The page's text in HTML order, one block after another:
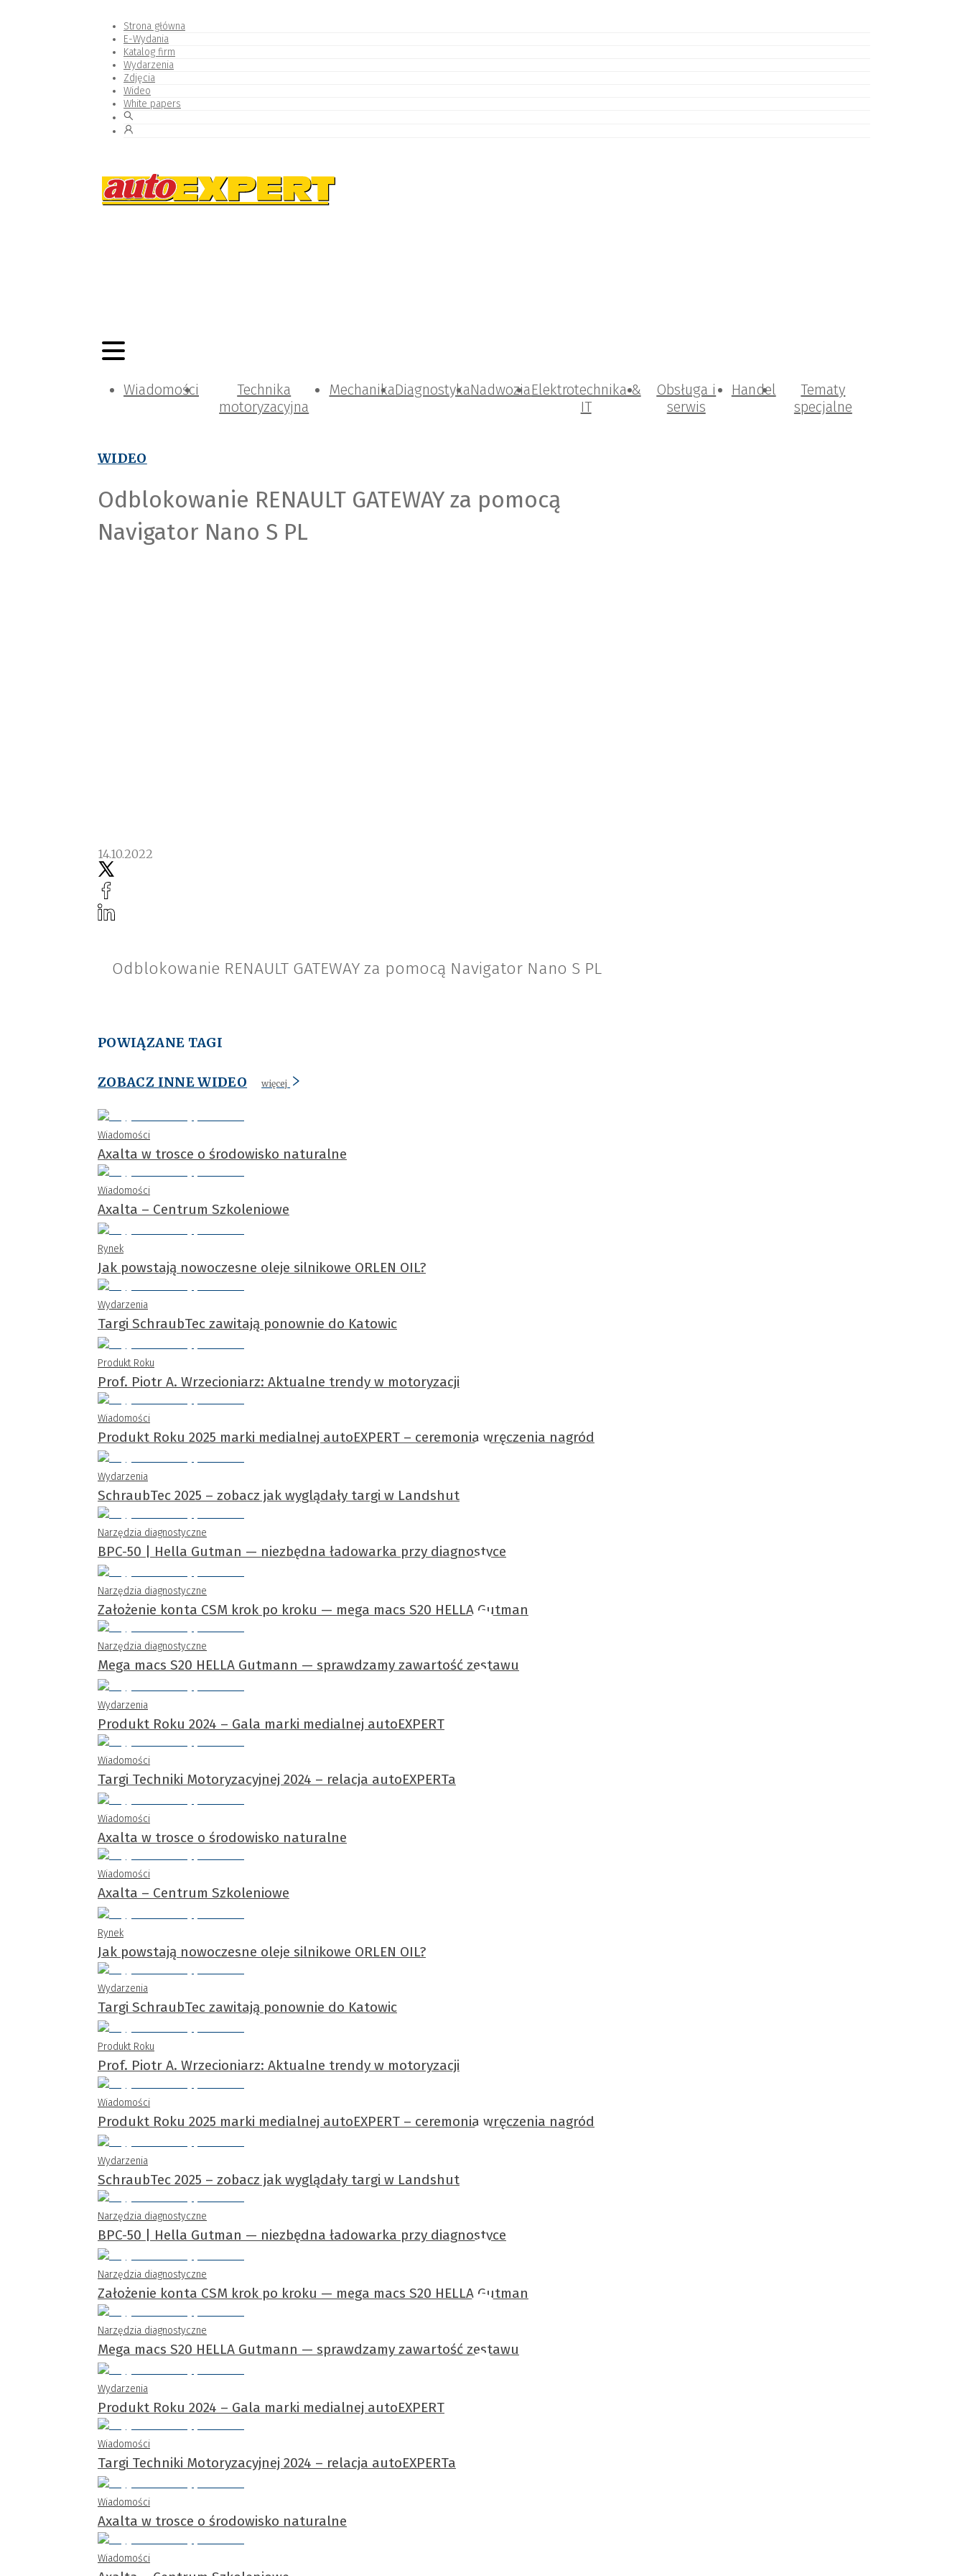
Strona główna
E-Wydania
Katalog firm
Wydarzenia
Zdjęcia
Wideo
White papers
Wiadomości
Technika
motoryzacyjna
MechanikaDiagnostykaNadwoziaElektrotechnika &
IT
Obsługa i
serwis
Handel
Tematy
specjalne
WIDEO
Odblokowanie RENAULT GATEWAY za pomocą
Navigator Nano S PL
14.10.2022
Odblokowanie RENAULT GATEWAY za pomocą Navigator Nano S PL
POWIĄZANE TAGI
ZOBACZ INNE WIDEO więcej
Wiadomości
Axalta w trosce o środowisko naturalne
Wiadomości
Axalta – Centrum Szkoleniowe
Rynek
Jak powstają nowoczesne oleje silnikowe ORLEN OIL?
Wydarzenia
Targi SchraubTec zawitają ponownie do Katowic
Produkt Roku
Prof. Piotr A. Wrzecioniarz: Aktualne trendy w motoryzacji
Wiadomości
Produkt Roku 2025 marki medialnej autoEXPERT – ceremonia wręczenia nagród
Wydarzenia
SchraubTec 2025 – zobacz jak wyglądały targi w Landshut
Narzędzia diagnostyczne
BPC-50 | Hella Gutman — niezbędna ładowarka przy diagnostyce
Narzędzia diagnostyczne
Założenie konta CSM krok po kroku — mega macs S20 HELLA Gutman
Narzędzia diagnostyczne
Mega macs S20 HELLA Gutmann — sprawdzamy zawartość zestawu
Wydarzenia
Produkt Roku 2024 – Gala marki medialnej autoEXPERT
Wiadomości
Targi Techniki Motoryzacyjnej 2024 – relacja autoEXPERTa
Wiadomości
Axalta w trosce o środowisko naturalne
Wiadomości
Axalta – Centrum Szkoleniowe
Rynek
Jak powstają nowoczesne oleje silnikowe ORLEN OIL?
Wydarzenia
Targi SchraubTec zawitają ponownie do Katowic
Produkt Roku
Prof. Piotr A. Wrzecioniarz: Aktualne trendy w motoryzacji
Wiadomości
Produkt Roku 2025 marki medialnej autoEXPERT – ceremonia wręczenia nagród
Wydarzenia
SchraubTec 2025 – zobacz jak wyglądały targi w Landshut
Narzędzia diagnostyczne
BPC-50 | Hella Gutman — niezbędna ładowarka przy diagnostyce
Narzędzia diagnostyczne
Założenie konta CSM krok po kroku — mega macs S20 HELLA Gutman
Narzędzia diagnostyczne
Mega macs S20 HELLA Gutmann — sprawdzamy zawartość zestawu
Wydarzenia
Produkt Roku 2024 – Gala marki medialnej autoEXPERT
Wiadomości
Targi Techniki Motoryzacyjnej 2024 – relacja autoEXPERTa
Wiadomości
Axalta w trosce o środowisko naturalne
Wiadomości